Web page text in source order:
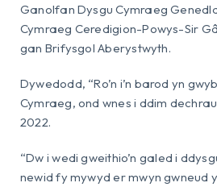
Ganolfan Dysgu Cymraeg
Cymraeg Ceredigion-Powys-Sir
gan Brifysgol Aberystwyth.
Dywedodd, “Ro’n i’n barod yn
Cymraeg, ond wnes i ddim
2022.
“Dw i wedi gweithio’n galed i
newid fy mywyd er mwyn gwneud